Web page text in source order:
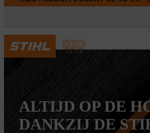
ALTIJD OP DE
DANKZIJ DE